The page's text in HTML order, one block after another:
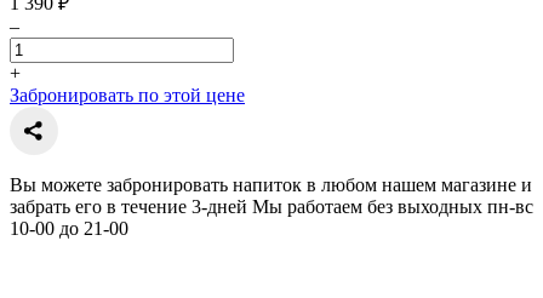
–
+
Забронировать по этой цене
Вы можете забронировать напиток в любом нашем магазине и
забрать его в течение 3-дней Мы работаем без выходных пн-вс
10-00 до 21-00